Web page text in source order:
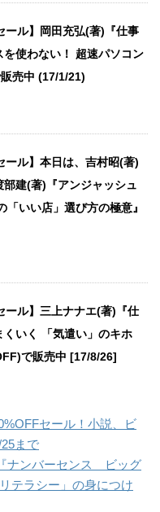
ール】岡田充弘(著)『仕事
使わない！ 超速パソコン
売中 (17/1/21)
ール】本日は、吉村昭(著)
部建(著)『アンジャッシュ
「いい店」選び方の極意』
ール】三上ナナエ(著)『仕
いく 「気遣い」のキホ
で販売中 [17/8/26]
セール！小説、ビ
まで
ナンバーセンス ビッグ
テラシー」の身につけ